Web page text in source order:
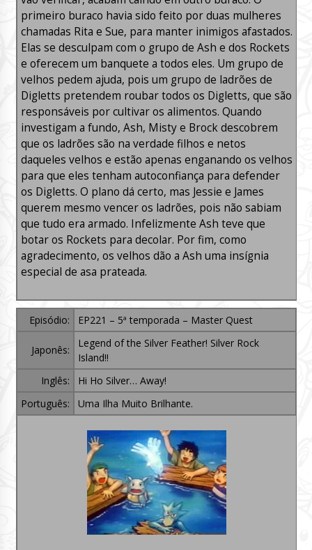
primeiro buraco havia sido feito por duas mulheres
chamadas Rita e Sue, para manter inimigos afastados.
Elas se desculpam com o grupo de Ash e dos Rockets
e oferecem um banquete a todos eles. Um grupo de
velhos pedem ajuda, pois um grupo de ladrões de
Digletts pretendem roubar todos os Digletts, que são
responsáveis por cultivar os alimentos. Quando
investigam a fundo, Ash, Misty e Brock descobrem
que os ladrões são na verdade filhos e netos
daqueles velhos e estão apenas enganando os velhos
para que eles tenham autoconfiança para defender
os Digletts. O plano dá certo, mas Jessie e James
querem mesmo vencer os ladrões, pois não sabiam
que tudo era armado. Infelizmente Ash teve que
botar os Rockets para decolar. Por fim, como
agradecimento, os velhos dão a Ash uma insígnia
especial de asa prateada.
Episódio: EP221 – 5ª temporada – Master Quest
Japonês:
Legend of the Silver Feather! Silver Rock
Island!!
Inglês:
Hi Ho Silver… Away!
Português:
Uma Ilha Muito Brilhante.